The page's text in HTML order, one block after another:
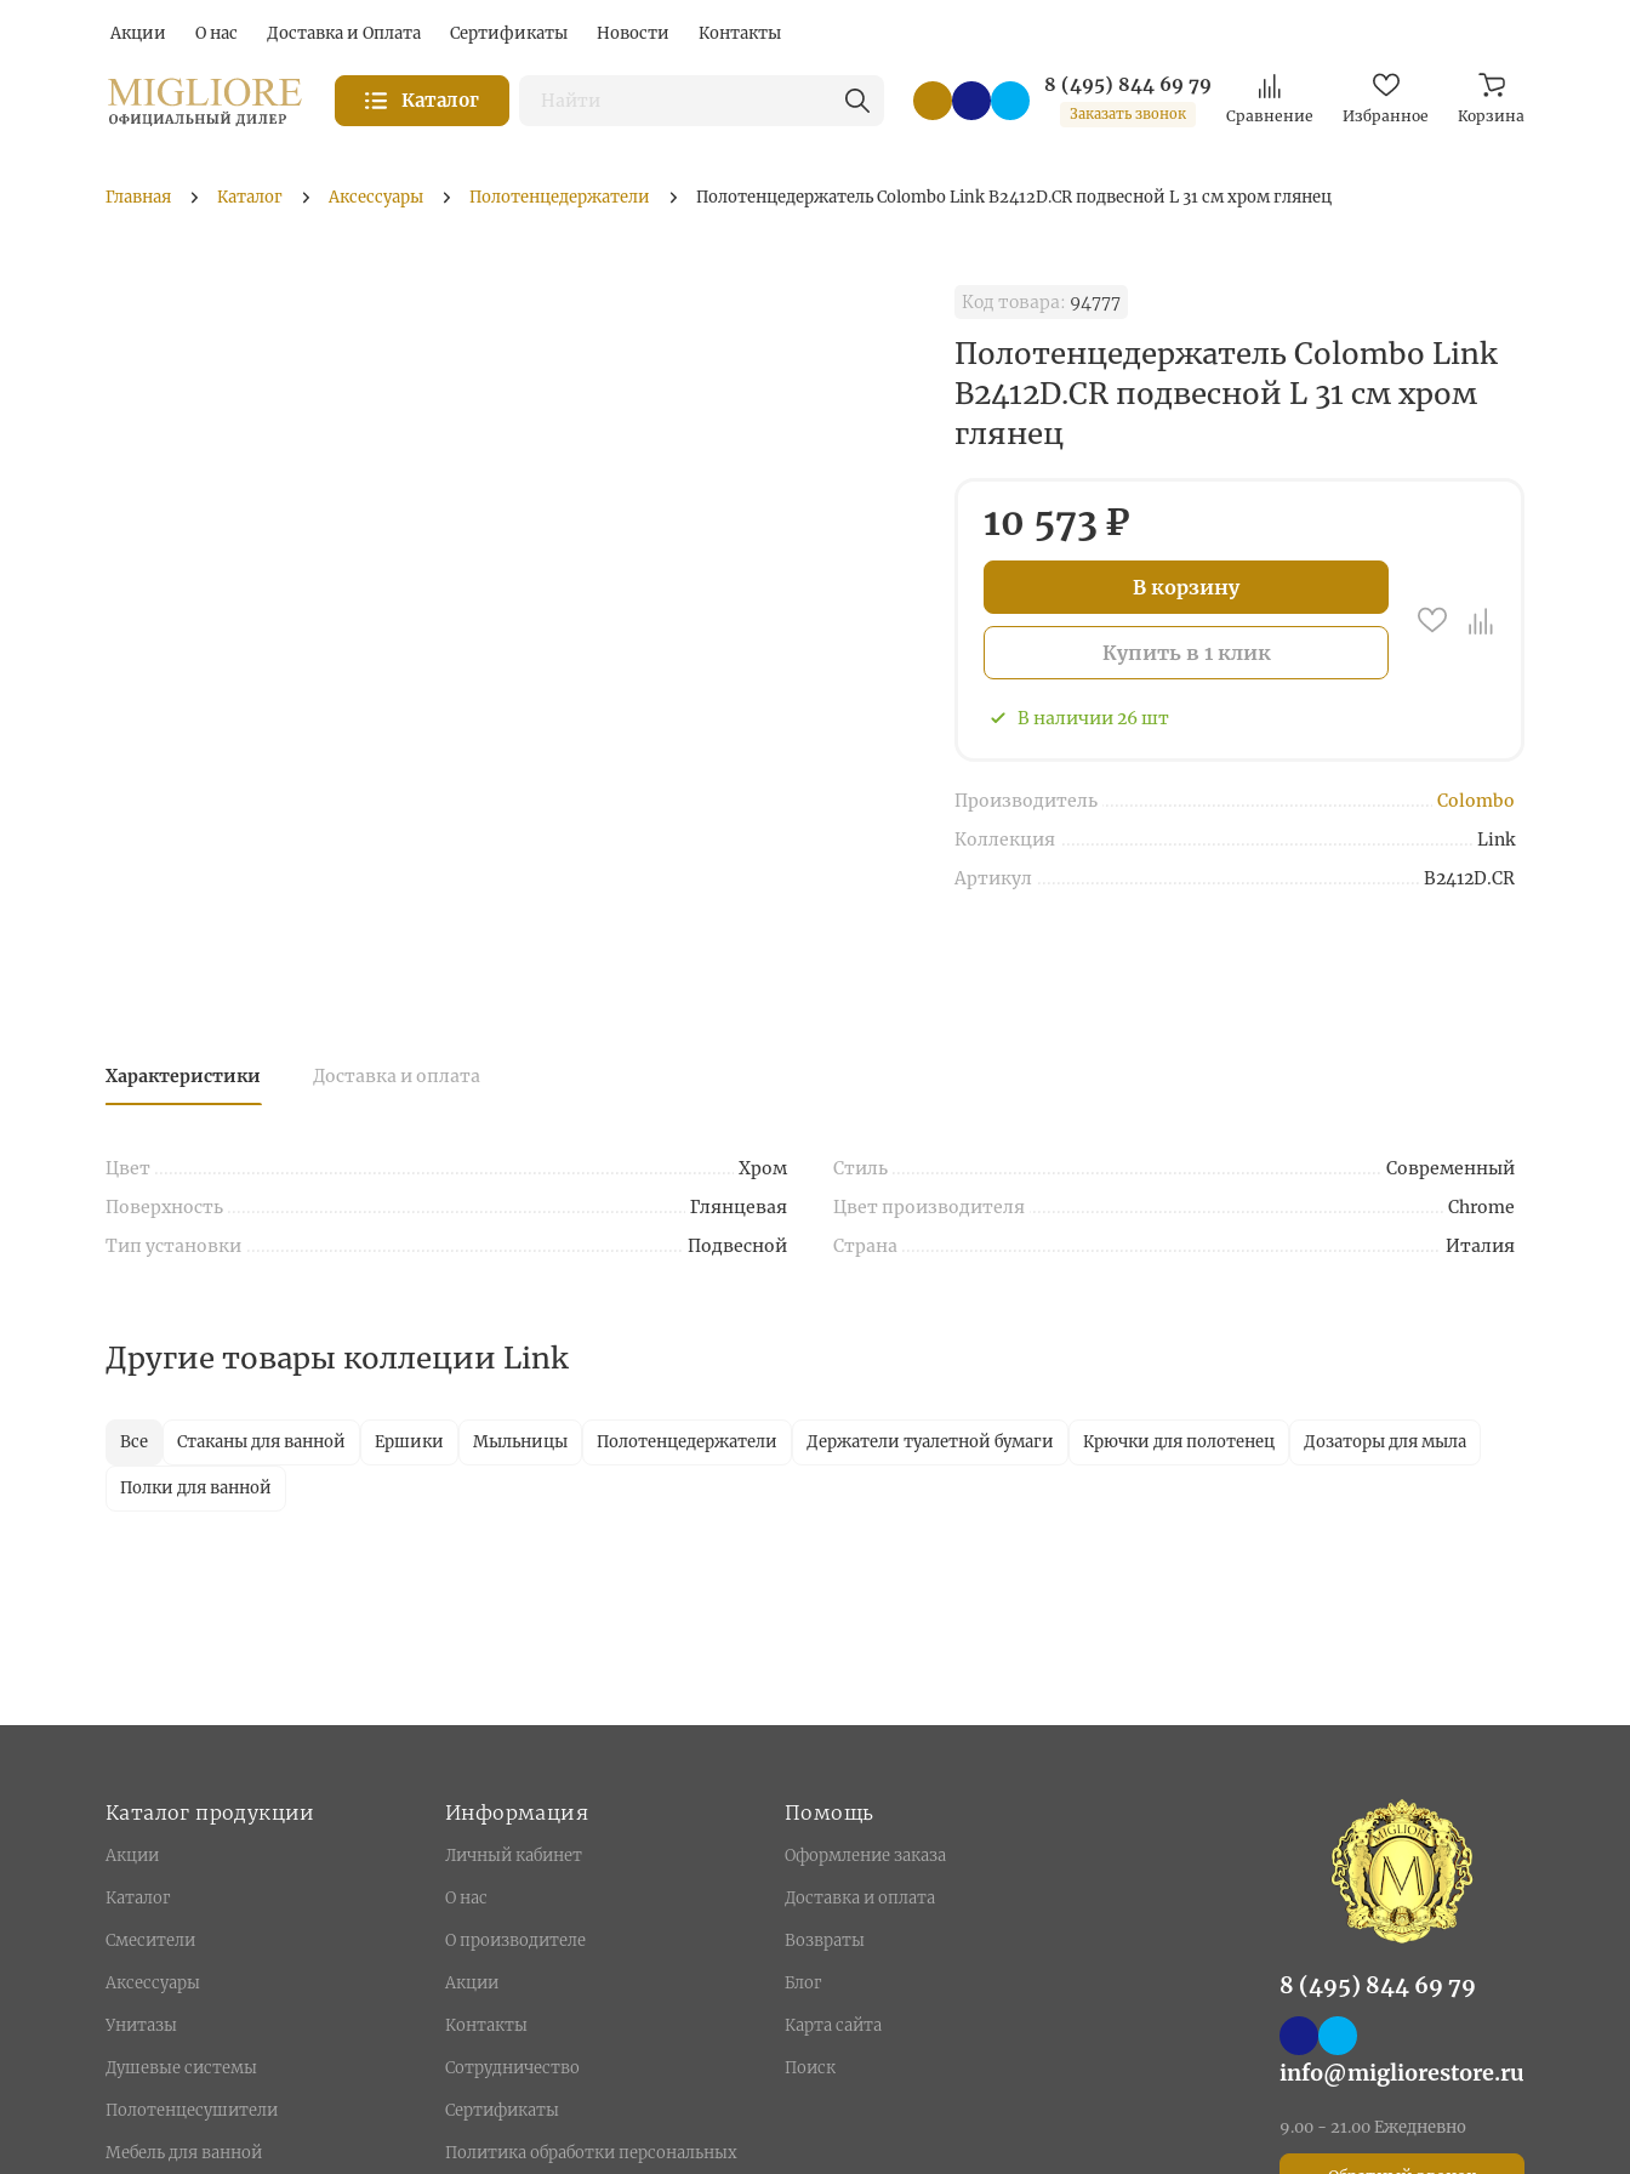
Акции О нас Доставка и Оплата Сертификаты Новости Контакты
Каталог
8 (495) 844 69 79
Заказать звонок Сравнение Избранное Корзина
Главная Каталог Аксессуары Полотенцедержатели Полотенцедержатель Colombo Link B2412D.CR подвесной L 31 см хром глянец
Код товара: 94777
Полотенцедержатель Colombo Link
B2412D.CR подвесной L 31 см хром
глянец
10 573 ₽
В корзину
Купить в 1 клик
В наличии26шт
Производитель
Colombo
Коллекция
Link
Артикул
B2412D.CR
Характеристики Доставка и оплата
Цвет
Хром
Поверхность
Глянцевая
Тип установки
Подвесной
Стиль
Современный
Цвет производителя
Chrome
Страна
Италия
Другие товары коллеции Link
Все Стаканы для ванной Ершики Мыльницы Полотенцедержатели Держатели туалетной бумаги Крючки для полотенец Дозаторы для мыла
Полки для ванной
Каталог продукции
Акции
Каталог
Смесители
Аксессуары
Унитазы
Душевые системы
Полотенцесушители
Мебель для ванной
Информация
Личный кабинет
О нас
О производителе
Акции
Контакты
Сотрудничество
Сертификаты
Политика обработки персональных
Помощь
Оформление заказа
Доставка и оплата
Возвраты
Блог
Карта сайта
Поиск
8 (495) 844 69 79
info@migliorestore.ru
9.00 - 21.00 Ежедневно